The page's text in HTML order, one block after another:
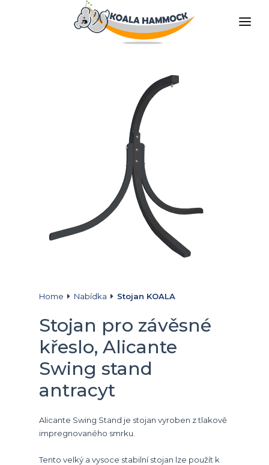
STAŇTE SE DISTRIBUTOREM
Home Nabídka Stojan KOALA
Stojan pro závěsné
křeslo, Alicante
Swing stand
antracyt
Alicante Swing Stand je stojan vyroben z tlakově
impregnovaného smrku.
Tento velký a vysoce stabilní stojan lze použít k